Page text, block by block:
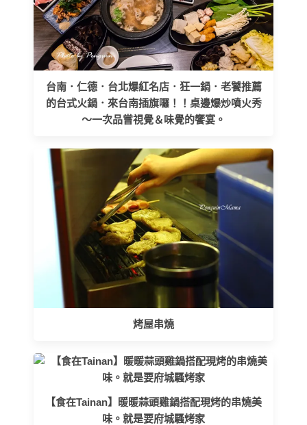
台南．仁德．台北爆紅名店．狂一鍋．老饕推薦
的台式火鍋．來台南插旗囉！！桌邊爆炒噴火秀
～一次品嘗視覺＆味覺的饗宴。
烤屋串燒
【食在Tainan】暖暖蒜頭雞鍋搭配現烤的串燒美
味。就是要府城騷烤家